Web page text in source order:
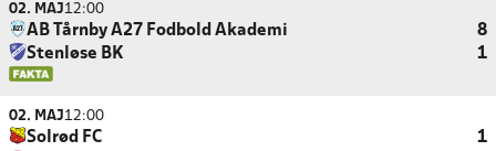
02. MAJ12:00
AB Tårnby A27 Fodbold Akademi
8
Stenløse BK
1
02. MAJ12:00
Solrød FC
1